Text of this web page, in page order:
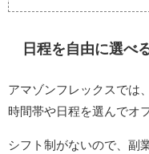
日程を自由に選べ
アマゾンフレックスでは
時間帯や日程を選んでオ
シフト制がないので、副